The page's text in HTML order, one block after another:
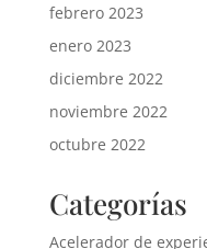
febrero 2023
enero 2023
diciembre 2022
noviembre 2022
octubre 2022
Categorías
Acelerador de